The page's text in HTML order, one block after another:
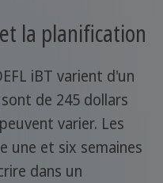
la planification
iBT varient d'un
de 245 dollars
varier. Les
une et six semaines
dans un